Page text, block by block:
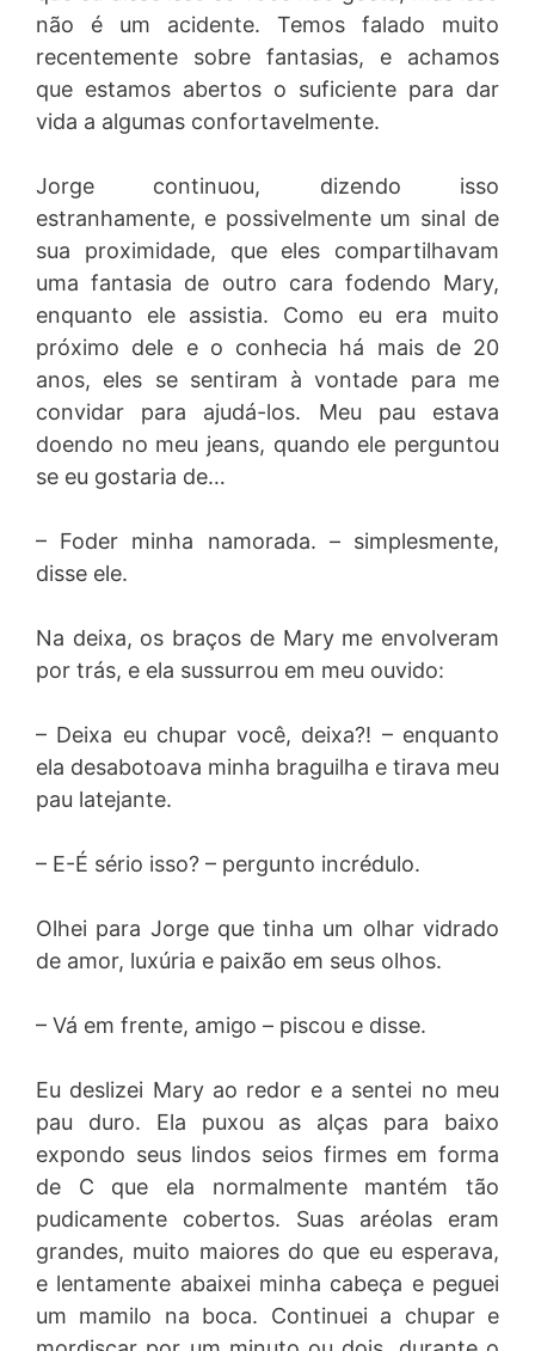
não é um acidente. Temos falado muito
recentemente sobre fantasias, e achamos
que estamos abertos ​​o suficiente para dar
vida a algumas confortavelmente.
Jorge continuou, dizendo isso
estranhamente, e possivelmente um sinal de
sua proximidade, que eles compartilhavam
uma fantasia de outro cara fodendo Mary,
enquanto ele assistia. Como eu era muito
próximo dele e o conhecia há mais de 20
anos, eles se sentiram à vontade para me
convidar para ajudá-los. Meu pau estava
doendo no meu jeans, quando ele perguntou
se eu gostaria de…
– Foder minha namorada. – simplesmente,
disse ele.
Na deixa, os braços de Mary me envolveram
por trás, e ela sussurrou em meu ouvido:
– Deixa eu chupar você, deixa?! – enquanto
ela desabotoava minha braguilha e tirava meu
pau latejante.
– E-É sério isso? – pergunto incrédulo.
Olhei para Jorge que tinha um olhar vidrado
de amor, luxúria e paixão em seus olhos.
– Vá em frente, amigo – piscou e disse.
Eu deslizei Mary ao redor e a sentei no meu
pau duro. Ela puxou as alças para baixo
expondo seus lindos seios firmes em forma
de C que ela normalmente mantém tão
pudicamente cobertos. Suas aréolas eram
grandes, muito maiores do que eu esperava,
e lentamente abaixei minha cabeça e peguei
um mamilo na boca. Continuei a chupar e